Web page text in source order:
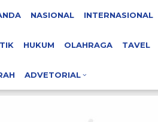
NASIONAL INTERNASIONAL
HUKUM OLAHRAGA TAVEL
ADVETORIAL